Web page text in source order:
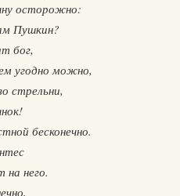
осторожно:
Пушкин?
бог,
угодно можно,
стрельни,
бесконечно.
на него.